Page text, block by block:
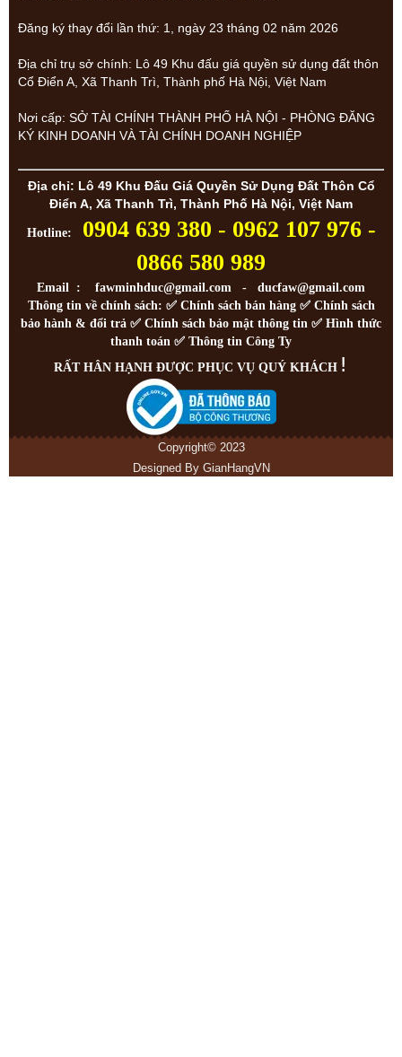
Đăng ký thay đổi lần thứ: 1, ngày 23 tháng 02 năm 2026
Địa chỉ trụ sở chính: Lô 49 Khu đấu giá quyền sử dụng đất thôn
Cổ Điển A, Xã Thanh Trì, Thành phố Hà Nội, Việt Nam
Nơi cấp: SỞ TÀI CHÍNH THÀNH PHỐ HÀ NỘI - PHÒNG ĐĂNG
KÝ KINH DOANH VÀ TÀI CHÍNH DOANH NGHIỆP
Địa chỉ: Lô 49 Khu Đấu Giá Quyền Sử Dụng Đất Thôn Cổ
Điển A, Xã Thanh Trì, Thành Phố Hà Nội, Việt Nam
Hotline: 0904 639 380 - 0962 107 976 -
0866 580 989
Email : fawminhduc@gmail.com - ducfaw@gmail.com
Thông tin về chính sách: ✅ Chính sách bán hàng✅ Chính sách
bảo hành & đổi trả ✅ Chính sách bảo mật thông tin ✅ Hình thức
thanh toán ✅ Thông tin Công Ty
RẤT HÂN HẠNH ĐƯỢC PHỤC VỤ QUÝ KHÁCH!
Copyright© 2023
Designed By GianHangVN